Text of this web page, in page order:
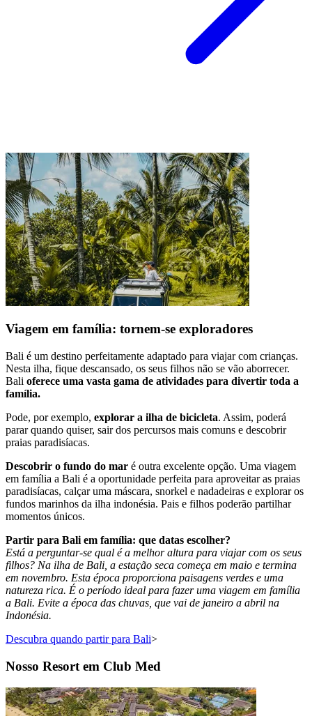
Viagem em família: tornem-se exploradores
Bali é um destino perfeitamente adaptado para viajar com crianças.
Nesta ilha, fique descansado, os seus filhos não se vão aborrecer.
Bali oferece uma vasta gama de atividades para divertir toda a
família.
Pode, por exemplo, explorar a ilha de bicicleta. Assim, poderá
parar quando quiser, sair dos percursos mais comuns e descobrir
praias paradisíacas.
Descobrir o fundo do mar é outra excelente opção. Uma viagem
em família a Bali é a oportunidade perfeita para aproveitar as praias
paradisíacas, calçar uma máscara, snorkel e nadadeiras e explorar os
fundos marinhos da ilha indonésia. Pais e filhos poderão partilhar
momentos únicos.
Partir para Bali em família: que datas escolher?
Está a perguntar-se qual é a melhor altura para viajar com os seus
filhos? Na ilha de Bali, a estação seca começa em maio e termina
em novembro. Esta época proporciona paisagens verdes e uma
natureza rica. É o período ideal para fazer uma viagem em família
a Bali. Evite a época das chuvas, que vai de janeiro a abril na
Indonésia.
Descubra quando partir para Bali>
Nosso Resort em Club Med